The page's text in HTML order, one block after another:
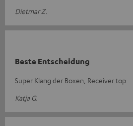
Dietmar Z.
Beste Entscheidung
Super Klang der Boxen, Receiver top
Katja G.